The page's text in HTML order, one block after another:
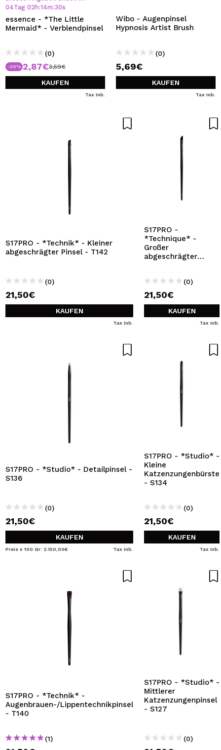
04Tag 02 h:14m:30s
essence - *The Little
Mermaid* - Verblendpinsel
(0)
-20% 2,87€3,59€
KAUFEN
Tax Inb.
Wibo - Augenpinsel
Hypnosis Artist Brush
(0)
5,69€
KAUFEN
Tax Inb.
S17PRO - *Technik* - Kleiner
abgeschrägter Pinsel - T142
(0)
21,50€
KAUFEN
Tax Inb.
S17PRO -
*Technique* -
Großer
abgeschrägter
(0)
21,50€
KAUFEN
Tax Inb.
S17PRO - *Studio* - Detailpinsel -
S136
(0)
21,50€
KAUFEN
Preis x 100 Gr: 2.150,00€ Tax Inb.
S17PRO - *Studio* -
Kleine
Katzenzungenbürste
- S134
(0)
21,50€
KAUFEN
Tax Inb.
S17PRO - *Technik* -
Augenbrauen-/Lippentechnikpinsel
- T140
(1)
S17PRO - *Studio* -
Mittlerer
Katzenzungenpinsel
- S127
(0)